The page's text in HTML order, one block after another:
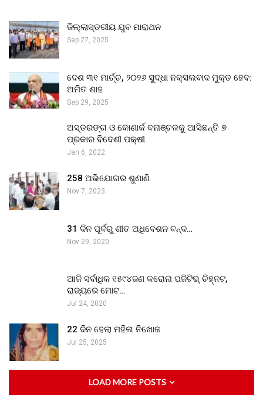
ଜିଲ୍ଲାସ୍ତରୀୟ ଯୁବ ମାରାଥନ
Sep 27, 2025
ଦେଶ ୩୧ ମାର୍ଚ୍ଚ, ୨୦୨୬ ସୁଦ୍ଧା ନକ୍ସଲବାଦ ମୁକ୍ତ ହେବ:
ଅମିତ ଶାହ
Sep 29, 2025
ଅସ୍ତରଙ୍ଗ ଓ କୋଣାର୍କ ବନାଞ୍ଚଳକୁ ଆସିଛନ୍ତି ୭
ପ୍ରକାର ବିଦେଶୀ ପକ୍ଷୀ
Jan 6, 2022
258 ଅଭିଯୋଗର ଶୁଣାଣି
Nov 7, 2023
31 ଦିନ ପୂର୍ବରୁ ଶୀତ ଅଧିବେଶନ ବନ୍ଦ…
Nov 29, 2020
ଆଜି ସର୍ବାଧିକ ୧୫୯୪ଜଣ କରୋନା ପଜିଟିଭ୍ ଚିହ୍ନଟ,
ରାଜ୍ୟରେ ମୋଟ…
Jul 24, 2020
22 ଦିନ ହେଲା ମହିଳା ନିଖୋଜ
Jul 25, 2025
LOAD MORE POSTS